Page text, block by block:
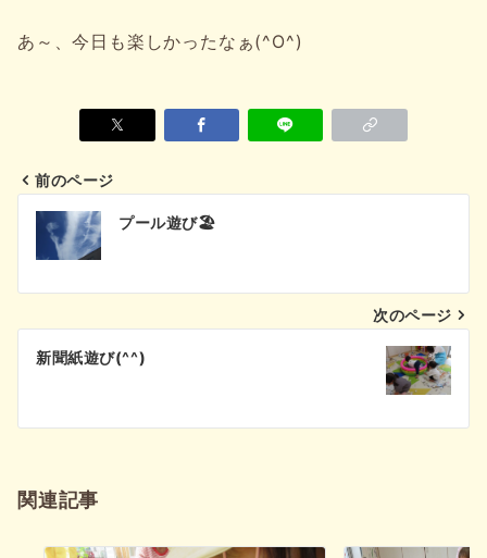
あ～、今日も楽しかったなぁ(^O^)
投
稿
ビ
シ
前のページ
プール遊び🏖
次のページ
新聞紙遊び(^^)
関連記事